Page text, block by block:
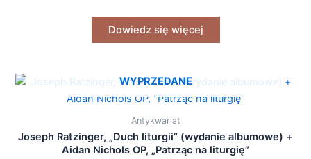
Dowiedz się więcej
WYPRZEDANE
Antykwariat
Joseph Ratzinger, „Duch liturgii” (wydanie albumowe) +
Aidan Nichols OP, „Patrząc na liturgię”